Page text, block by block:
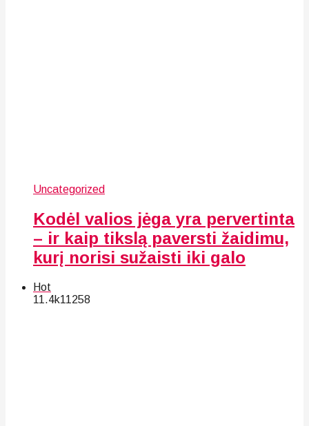
Uncategorized
Kodėl valios jėga yra pervertinta
– ir kaip tikslą paversti žaidimu,
kurį norisi sužaisti iki galo
Hot
11.4k11258